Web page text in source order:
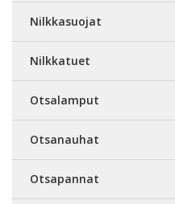
Nilkkasuojat
Nilkkatuet
Otsalamput
Otsanauhat
Otsapannat